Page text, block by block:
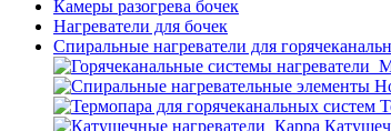
Камеры разогрева бочек
Нагреватели для бочек
Спиральные нагреватели для